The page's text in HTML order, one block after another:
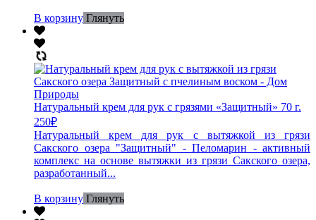
В корзину Глянуть
Натуральный крем для рук с грязями «Защитный» 70 г.
250₽
Натуральный крем для рук с вытяжкой из грязи
Сакского озера "Защитный" - Пеломарин - активный
комплекс на основе вытяжки из грязи Сакского озера,
разработанный...
В корзину Глянуть